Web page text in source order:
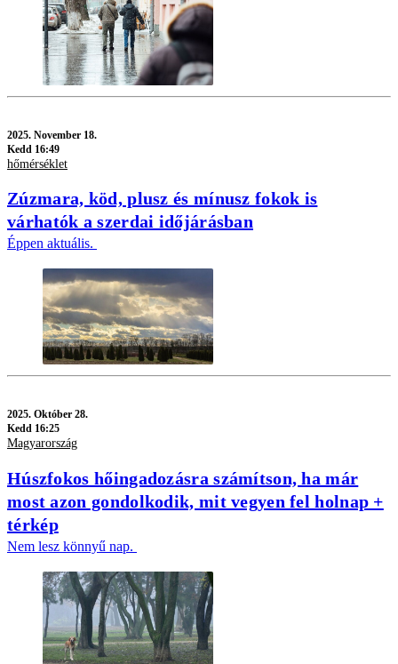
2025. November 18.
Kedd 16:49
hőmérséklet
Zúzmara, köd, plusz és mínusz fokok is
várhatók a szerdai időjárásban
Éppen aktuális.
2025. Október 28.
Kedd 16:25
Magyarország
Húszfokos hőingadozásra számítson, ha már
most azon gondolkodik, mit vegyen fel holnap +
térkép
Nem lesz könnyű nap.